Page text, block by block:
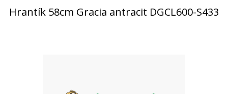
Hrantík 58cm Gracia antracit DGCL600-S433